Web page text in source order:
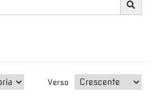
Verso